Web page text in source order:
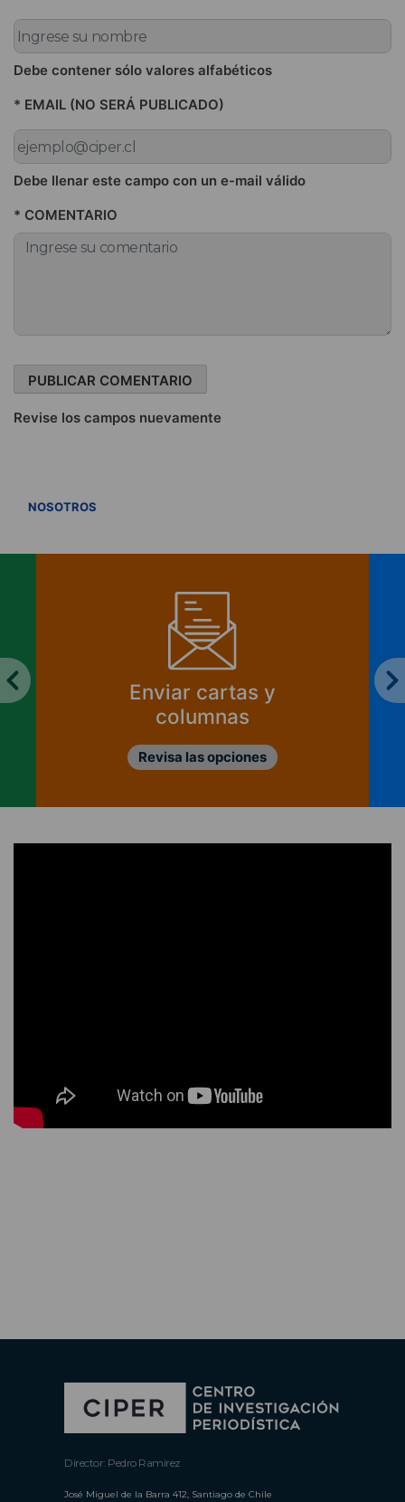
Debe contener sólo valores alfabéticos
* EMAIL (NO SERÁ PUBLICADO)
Debe llenar este campo con un e-mail válido
* COMENTARIO
Revise los campos nuevamente
NOSOTROS
Enviar cartas y
columnas
Revisa las opciones
Director: Pedro Ramírez
José Miguel de la Barra 412, Santiago de Chile